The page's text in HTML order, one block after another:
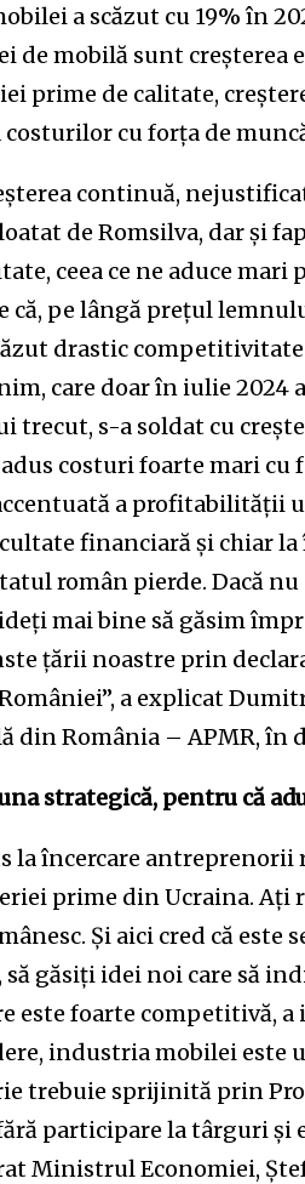
a scăzut cu 19% în
de mobilă sunt creșterea
prime de calitate,
costurilor cu forța de
continuă,
de Romsilva, dar și
ceea ce ne aduce
că, pe lângă prețul
drastic
care doar în iulie 2024
trecut, s-a soldat cu
costuri foarte mari
a profitabilității
financiară și chiar
român pierde. Dacă
mai bine să găsim
țării noastre prin
a explicat
din România – APMR, în
strategică, pentru că
la încercare
prime din Ucraina.
Și aici cred că
găsiți idei noi care să
este foarte competitivă,
industria mobilei este
trebuie sprijinită prin
participare la târguri și
Ministrul Economiei,